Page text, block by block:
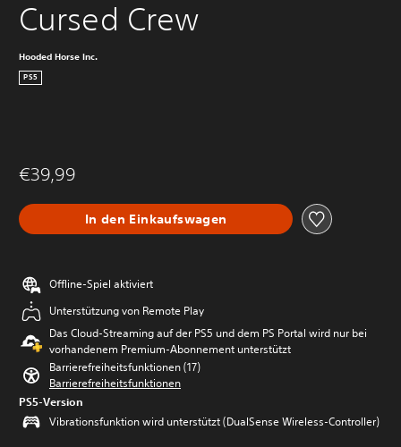
Cursed Crew
Hooded Horse Inc.
PS5
€39,99
In den Einkaufswagen
Offline-Spiel aktiviert
Unterstützung von Remote Play
Das Cloud-Streaming auf der PS5 und dem PS Portal wird nur bei
vorhandenem Premium-Abonnement unterstützt
Barrierefreiheitsfunktionen (17)
Barrierefreiheitsfunktionen
PS5-Version
Vibrationsfunktion wird unterstützt (DualSense Wireless-Controller)